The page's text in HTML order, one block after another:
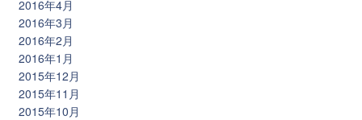
2016年4月
2016年3月
2016年2月
2016年1月
2015年12月
2015年11月
2015年10月